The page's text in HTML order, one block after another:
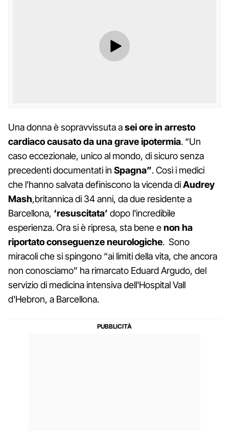
Una donna è sopravvissuta asei ore in arresto
cardiaco causato da una grave ipotermia. “Un
caso eccezionale, unico al mondo, di sicuro senza
precedenti documentati in Spagna”. Così i medici
che l’hanno salvata definiscono la vicenda diAudrey
Mash,britannica di 34 anni, da due residente a
Barcellona, ‘resuscitata’ dopo l'incredibile
esperienza. Ora si è ripresa, sta bene enon ha
riportato conseguenze neurologiche. Sono
miracoli che si spingono “ai limiti della vita, che ancora
non conosciamo” ha rimarcato Eduard Argudo, del
servizio di medicina intensiva dell'Hospital Vall
d'Hebron, a Barcellona.